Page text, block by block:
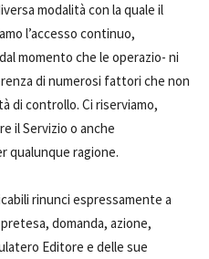
modalità con la quale il
l’accesso continuo,
momento che le operazio- ni
di numerosi fattori che non
di controllo. Ci riserviamo,
il Servizio o anche
qualunque ragione.
rinunci espressamente a
domanda, azione,
Editore e delle sue